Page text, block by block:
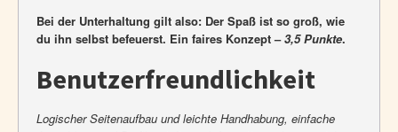
Bei der Unterhaltung gilt also: Der Spaß ist so groß, wie
du ihn selbst befeuerst. Ein faires Konzept –3,5 Punkte.
Benutzerfreundlichkeit
Logischer Seitenaufbau und leichte Handhabung, einfache